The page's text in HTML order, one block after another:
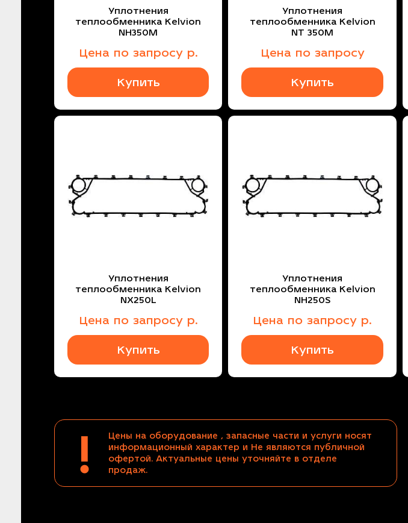
Уплотнения
теплообменника Kelvion
NH350M
Цена по запросур.
Купить
Уплотнения
теплообменника Kelvion
NT 350M
Цена по запросу
Купить
Уплотнения
теплообменника Kelvion
NX250L
Цена по запросур.
Купить
Уплотнения
теплообменника Kelvion
NH250S
Цена по запросу р.
Купить
!
Цены на оборудование , запасные части и услуги носят
информационный характер и Не являются публичной
офертой. Актуальные цены уточняйте в отделе
продаж.